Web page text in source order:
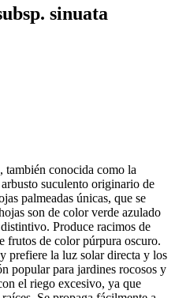
sinuata
también conocida como la
suculento originario de
palmeadas únicas, que se
son de color verde azulado
Produce racimos de
frutos de color púrpura oscuro.
prefiere la luz solar directa y los
popular para jardines rocosos y
el riego excesivo, ya que